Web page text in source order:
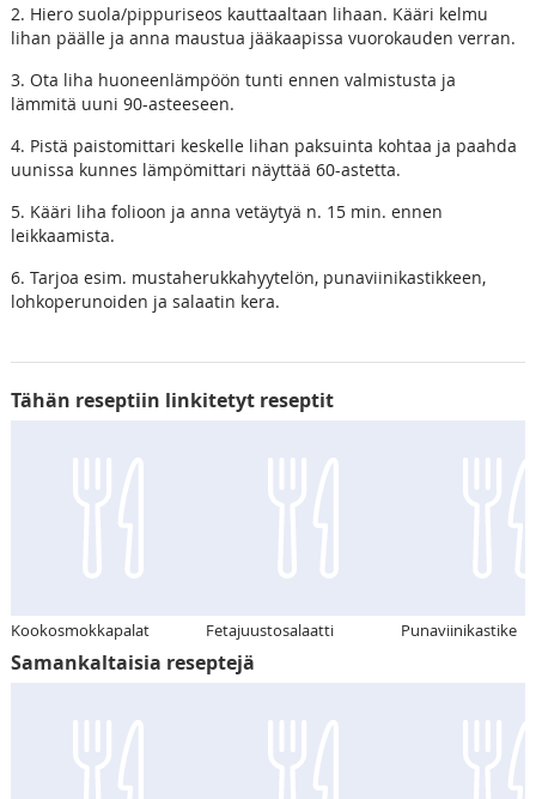
2. Hiero suola/pippuriseos kauttaaltaan lihaan. Kääri kelmu
lihan päälle ja anna maustua jääkaapissa vuorokauden verran.
3. Ota liha huoneenlämpöön tunti ennen valmistusta ja
lämmitä uuni 90-asteeseen.
4. Pistä paistomittari keskelle lihan paksuinta kohtaa ja paahda
uunissa kunnes lämpömittari näyttää 60-astetta.
5. Kääri liha folioon ja anna vetäytyä n. 15 min. ennen
leikkaamista.
6. Tarjoa esim. mustaherukkahyytelön, punaviinikastikkeen,
lohkoperunoiden ja salaatin kera.
Tähän reseptiin linkitetyt reseptit
Kookosmokkapalat Fetajuustosalaatti Punaviinikastike
Samankaltaisia reseptejä